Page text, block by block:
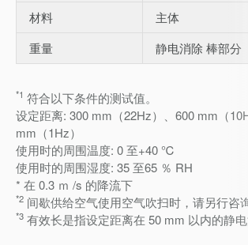
材料 主体
重量
静电消除 棒部分
*1 符合以下条件的测试值。
设定距离: 300 mm（22Hz）、600 mm（
mm（1Hz）
使用时的周围温度: 0 至+40 ℃
使用时的周围湿度: 35 至65 ％ RH
* 在 0.3 ｍ /s 的降流下
*2 间歇供给空气使用空气吹扫时，请另行咨询
*3 有效长是指设定距离在 50 mm 以内的静